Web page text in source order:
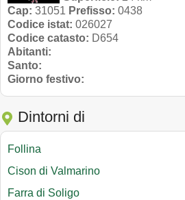
Cap: 31051 Prefisso: 0438
Codice istat: 026027
Codice catasto: D654
Abitanti:
Santo:
Giorno festivo:
Dintorni di
Follina
Cison di Valmarino
Farra di Soligo